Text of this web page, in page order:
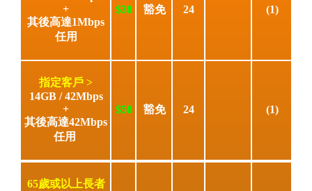
+
其後高達1Mbps
任用
$38 豁免 24 (1)
指定客戶 >
14GB / 42Mbps
+
其後高達42Mbps
任用
$58 豁免 24 (1)
65歲或以上長者